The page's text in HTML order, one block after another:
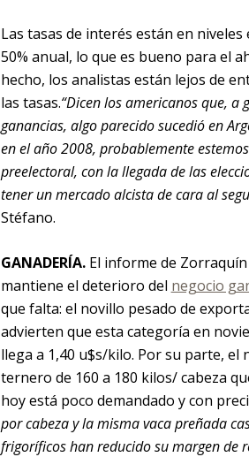
Las tasas de interés están en
50% anual, lo que es bueno para el
hecho, los analistas están lejos de
las tasas.“Dicen los americanos que, a
ganancias, algo parecido sucedió en
en el año 2008, probablemente
preelectoral, con la llegada de las
tener un mercado alcista de cara al
Stéfano.
GANADERÍA. El informe de
mantiene el deterioro del negocio
que falta: el novillo pesado de
advierten que esta categoría en
llega a 1,40 u$s/kilo. Por su parte, el
ternero de 160 a 180 kilos/ cabeza
hoy está poco demandado y con
por cabeza y la misma vaca preñada
frigoríficos han reducido su margen de